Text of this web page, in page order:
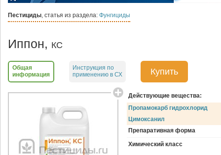
Пестициды, статья из раздела: Фунгициды
Иппон, КС
Общая
информация
Инструкция по
применению в СХ
Купить
Действующие вещества:
Пропамокарб гидрохлорид
Цимоксанил
Препаративная форма
Химический класс